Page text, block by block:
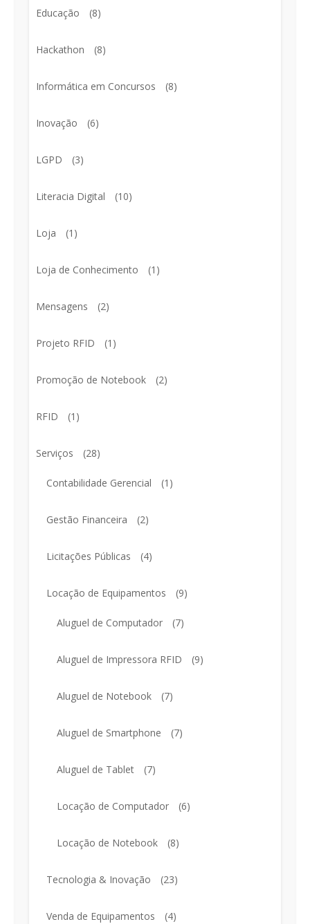
Educação (8)
Hackathon (8)
Informática em Concursos (8)
Inovação (6)
LGPD (3)
Literacia Digital (10)
Loja (1)
Loja de Conhecimento (1)
Mensagens (2)
Projeto RFID (1)
Promoção de Notebook (2)
RFID (1)
Serviços (28)
Contabilidade Gerencial (1)
Gestão Financeira (2)
Licitações Públicas (4)
Locação de Equipamentos (9)
Aluguel de Computador (7)
Aluguel de Impressora RFID (9)
Aluguel de Notebook (7)
Aluguel de Smartphone (7)
Aluguel de Tablet (7)
Locação de Computador (6)
Locação de Notebook (8)
Tecnologia & Inovação (23)
Venda de Equipamentos (4)